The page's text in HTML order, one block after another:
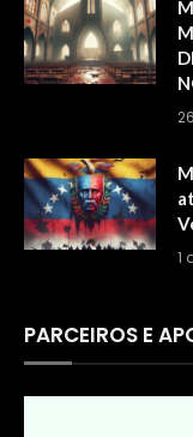
1
PARCEIROS E